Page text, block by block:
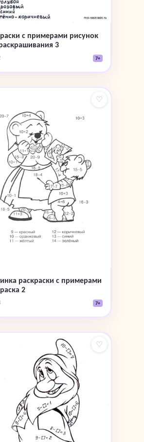
с примерами рисунок
3
7+
♡
раскраски с примерами
2
7+
♡